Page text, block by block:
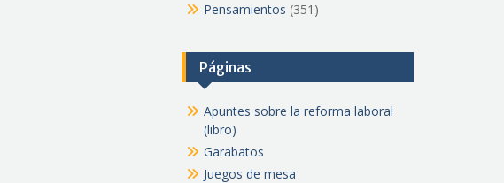
Pensamientos (351)
Páginas
Apuntes sobre la reforma laboral
(libro)
Garabatos
Juegos de mesa